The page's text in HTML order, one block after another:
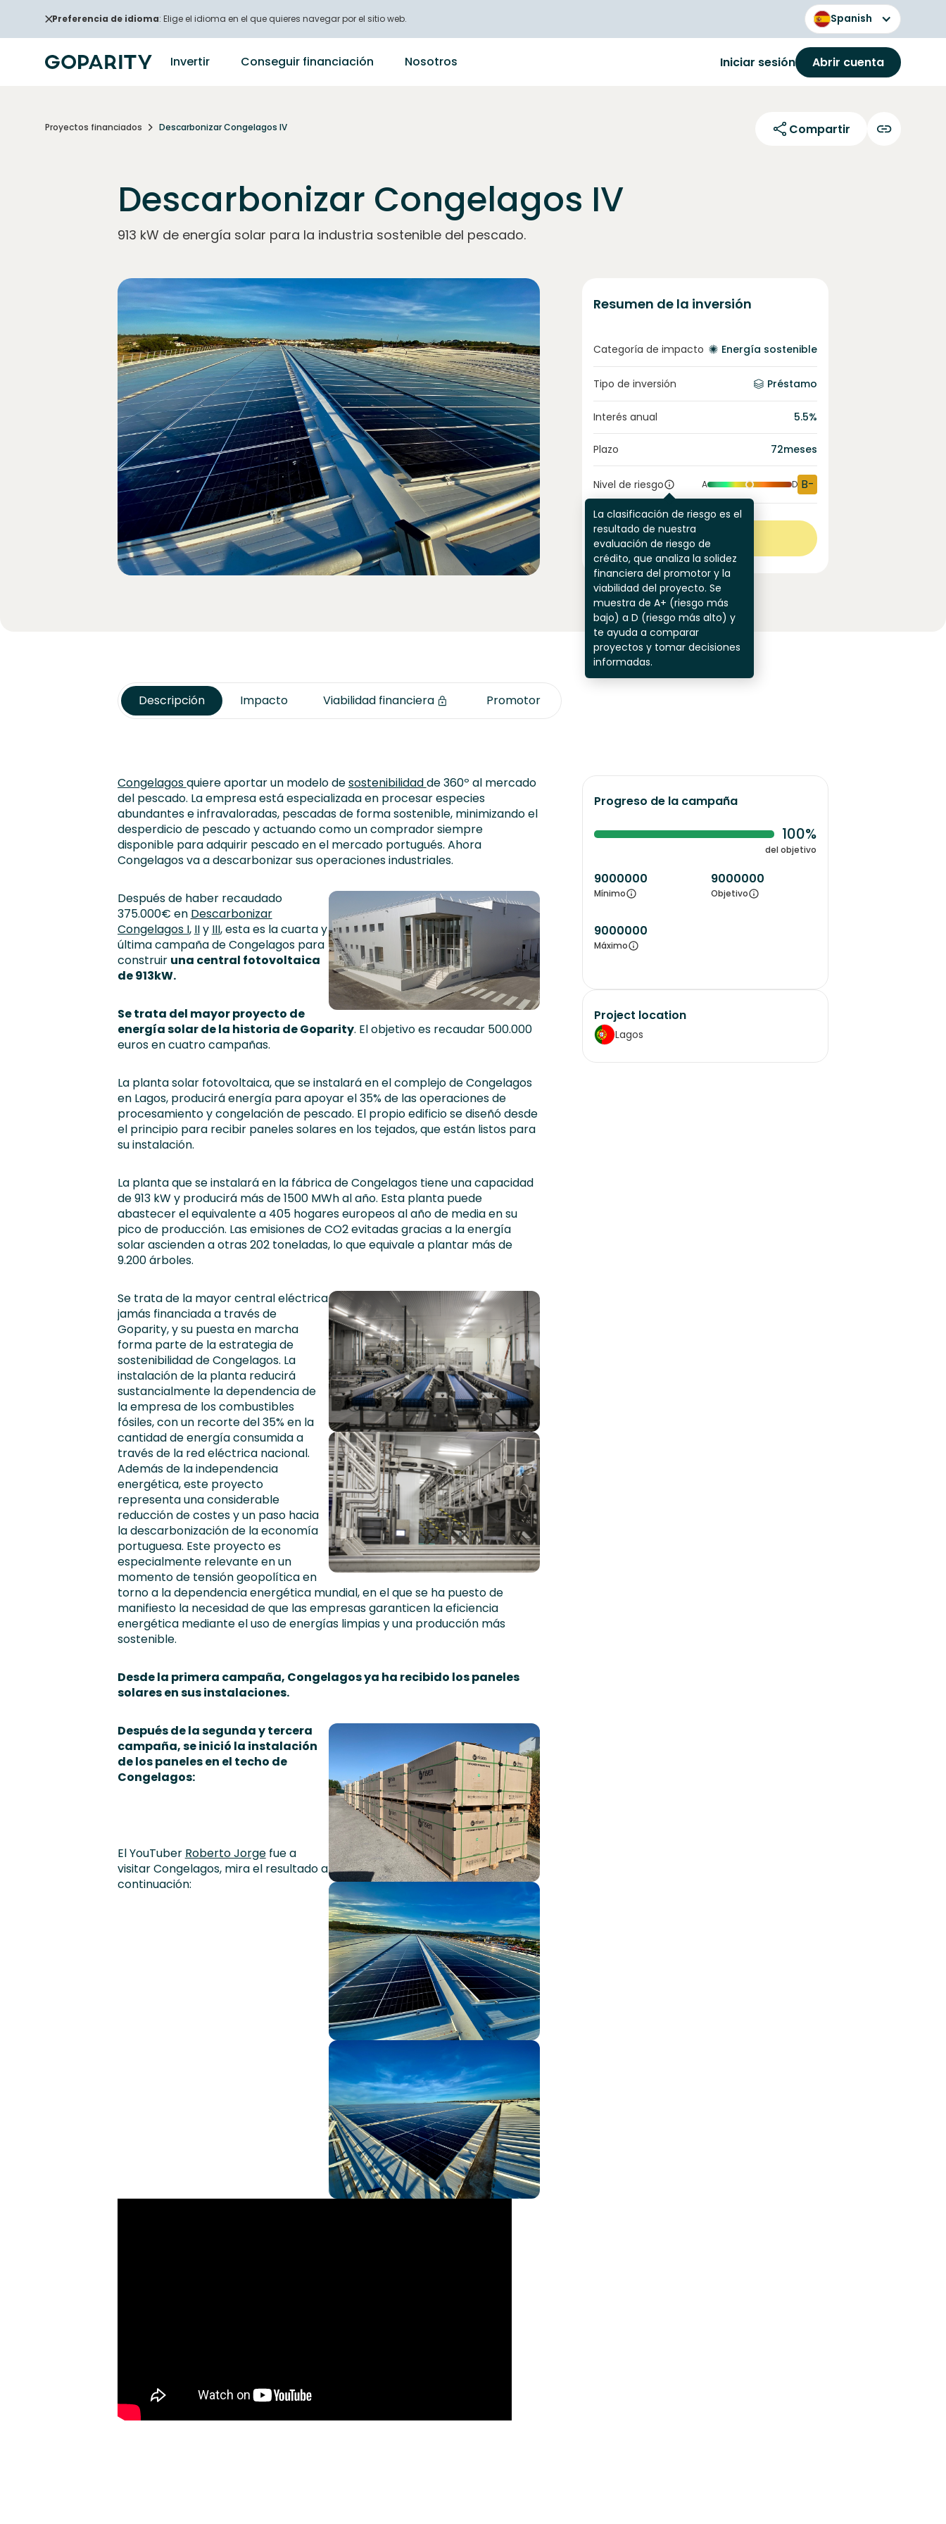
Preferencia de idioma: Elige el idioma en el que quieres navegar por el sitio web. Spanish
Invertir Conseguir financiación Nosotros Iniciar sesión Abrir cuenta
Proyectos financiados Descarbonizar Congelagos IV Compartir
Descarbonizar Congelagos IV
913 kW de energía solar para la industria sostenible del pescado.
Resumen de la inversión
Categoría de impacto Energía sostenible
Tipo de inversión Préstamo
Interés anual 5.5%
Plazo 72meses
Nivel de riesgo
La clasificación de riesgo es el
resultado de nuestra
evaluación de riesgo de
crédito, que analiza la solidez
financiera del promotor y la
viabilidad del proyecto. Se
muestra de A+ (riesgo más
bajo) a D (riesgo más alto) y
te ayuda a comparar
proyectos y tomar decisiones
informadas.
A D B-
Ver más
Descripción Impacto Viabilidad financiera Promotor
Congelagosquiere aportar un modelo desostenibilidadde 360º al mercado
del pescado. La empresa está especializada en procesar especies
abundantes e infravaloradas, pescadas de forma sostenible, minimizando el
desperdicio de pescado y actuando como un comprador siempre
disponible para adquirir pescado en el mercado portugués. Ahora
Congelagos va a descarbonizar sus operaciones industriales.
Después de haber recaudado
375.000€ en Descarbonizar
Congelagos I, IIy III, esta es la cuarta y
última campaña de Congelagos para
construir una central fotovoltaica
de 913kW.
Se trata del mayor proyecto de
energía solar de la historia de Goparity. El objetivo es recaudar 500.000
euros en cuatro campañas.
La planta solar fotovoltaica, que se instalará en el complejo de Congelagos
en Lagos, producirá energía para apoyar el 35% de las operaciones de
procesamiento y congelación de pescado. El propio edificio se diseñó desde
el principio para recibir paneles solares en los tejados, que están listos para
su instalación.
La planta que se instalará en la fábrica de Congelagos tiene una capacidad
de 913 kW y producirá más de 1500 MWh al año. Esta planta puede
abastecer el equivalente a 405 hogares europeos al año de media en su
pico de producción. Las emisiones de CO2 evitadas gracias a la energía
solar ascienden a otras 202 toneladas, lo que equivale a plantar más de
9.200 árboles.
Se trata de la mayor central eléctrica
jamás financiada a través de
Goparity, y su puesta en marcha
forma parte de la estrategia de
sostenibilidad de Congelagos. La
instalación de la planta reducirá
sustancialmente la dependencia de
la empresa de los combustibles
fósiles, con un recorte del 35% en la
cantidad de energía consumida a
través de la red eléctrica nacional.
Además de la independencia
energética, este proyecto
representa una considerable
reducción de costes y un paso hacia
la descarbonización de la economía
portuguesa. Este proyecto es
especialmente relevante en un
momento de tensión geopolítica en
torno a la dependencia energética mundial, en el que se ha puesto de
manifiesto la necesidad de que las empresas garanticen la eficiencia
energética mediante el uso de energías limpias y una producción más
sostenible.
Desde la primera campaña, Congelagos ya ha recibido los paneles
solares en sus instalaciones.
Después de la segunda y tercera
campaña, se inició la instalación
de los paneles en el techo de
Congelagos:
El YouTuber Roberto Jorgefue a
visitar Congelagos, mira el resultado a
continuación:
Progreso de la campaña
100%
del objetivo
9000000
Mínimo
9000000
Objetivo
9000000
Máximo
Project location
Lagos